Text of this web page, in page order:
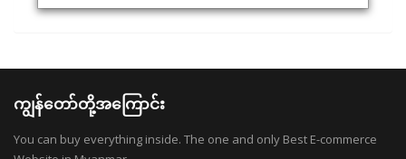
ကျွန်တော်တို့အကြောင်း
You can buy everything inside. The one and only Best E-commerce